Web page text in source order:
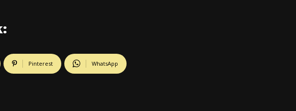
Pinterest WhatsApp